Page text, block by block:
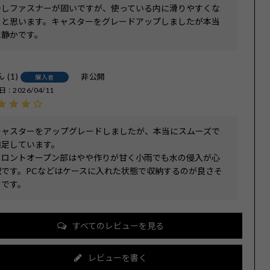
ファスナーが固いですが、使っている内に滑りやすくな
思います。キャスターをグレードアップしましたが本当
かです。
1 購入者 非公開
2026/04/11
スターをアップグレードしましたが、本当にスムーズで
しています。
ントオープン部はやや作りが甘く小雨でも水の侵入が心
す。PCなどはケースに入れた状態で収納するのが良さそ
す。
すべてのレビューを見る
レビューを書く